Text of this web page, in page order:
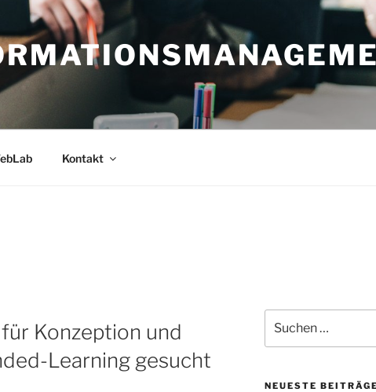
Kontakt
Konzeption und
Learning gesucht
nach:
NEUESTE BEITRÄGE